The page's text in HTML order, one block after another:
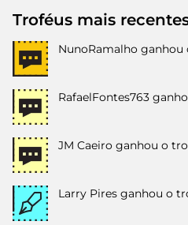
Troféus mais
NunoRamalho ganhou
RafaelFontes763
JM Caeiro ganhou o
Larry Pires ganhou o